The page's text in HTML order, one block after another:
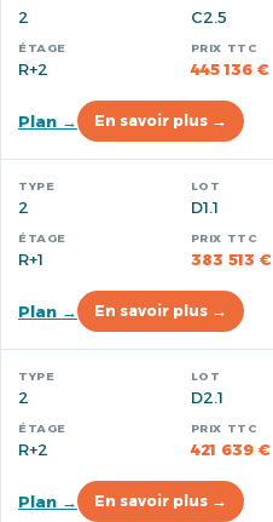
2 C2.5
R+2 445 136 €
Plan → En savoir plus →
2 D1.1
R+1 383 513 €
Plan → En savoir plus →
2 D2.1
R+2 421 639 €
Plan → En savoir plus →